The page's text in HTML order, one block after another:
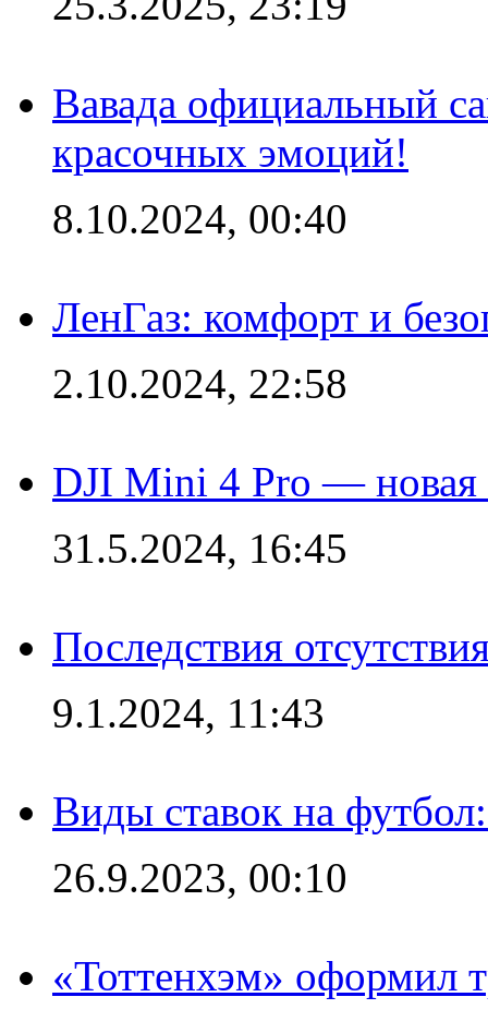
Вавада официальный
красочных эмоций!
8.10.2024, 00:40
ЛенГаз: комфорт и
2.10.2024, 22:58
DJI Mini 4 Pro — новая
31.5.2024, 16:45
Последствия
9.1.2024, 11:43
Виды ставок на
26.9.2023, 00:10
«Тоттенхэм» оформил